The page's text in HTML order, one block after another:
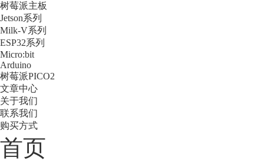
树莓派主板
Jetson系列
Milk-V系列
ESP32系列
Micro:bit
Arduino
树莓派PICO2
文章中心
关于我们
联系我们
购买方式
首页